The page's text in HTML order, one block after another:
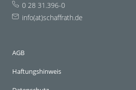
0 28 31.396-0
info(at)schaffrath.de
AGB
Haftungshinweis